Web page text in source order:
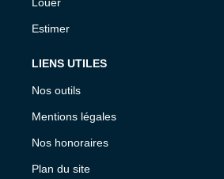
Estimer
LIENS UTILES
Nos outils
Mentions légales
Nos honoraires
Plan du site